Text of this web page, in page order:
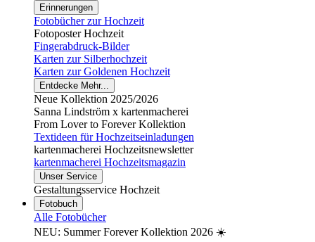
Erinnerungen
Fotobücher zur Hochzeit
Fotoposter Hochzeit
Fingerabdruck-Bilder
Karten zur Silberhochzeit
Karten zur Goldenen Hochzeit
Entdecke Mehr...
Neue Kollektion 2025/2026
Sanna Lindström x kartenmacherei
From Lover to Forever Kollektion
Textideen für Hochzeitseinladungen
kartenmacherei Hochzeitsnewsletter
kartenmacherei Hochzeitsmagazin
Unser Service
Gestaltungsservice Hochzeit
Fotobuch
Alle Fotobücher
NEU: Summer Forever Kollektion 2026 ☀️